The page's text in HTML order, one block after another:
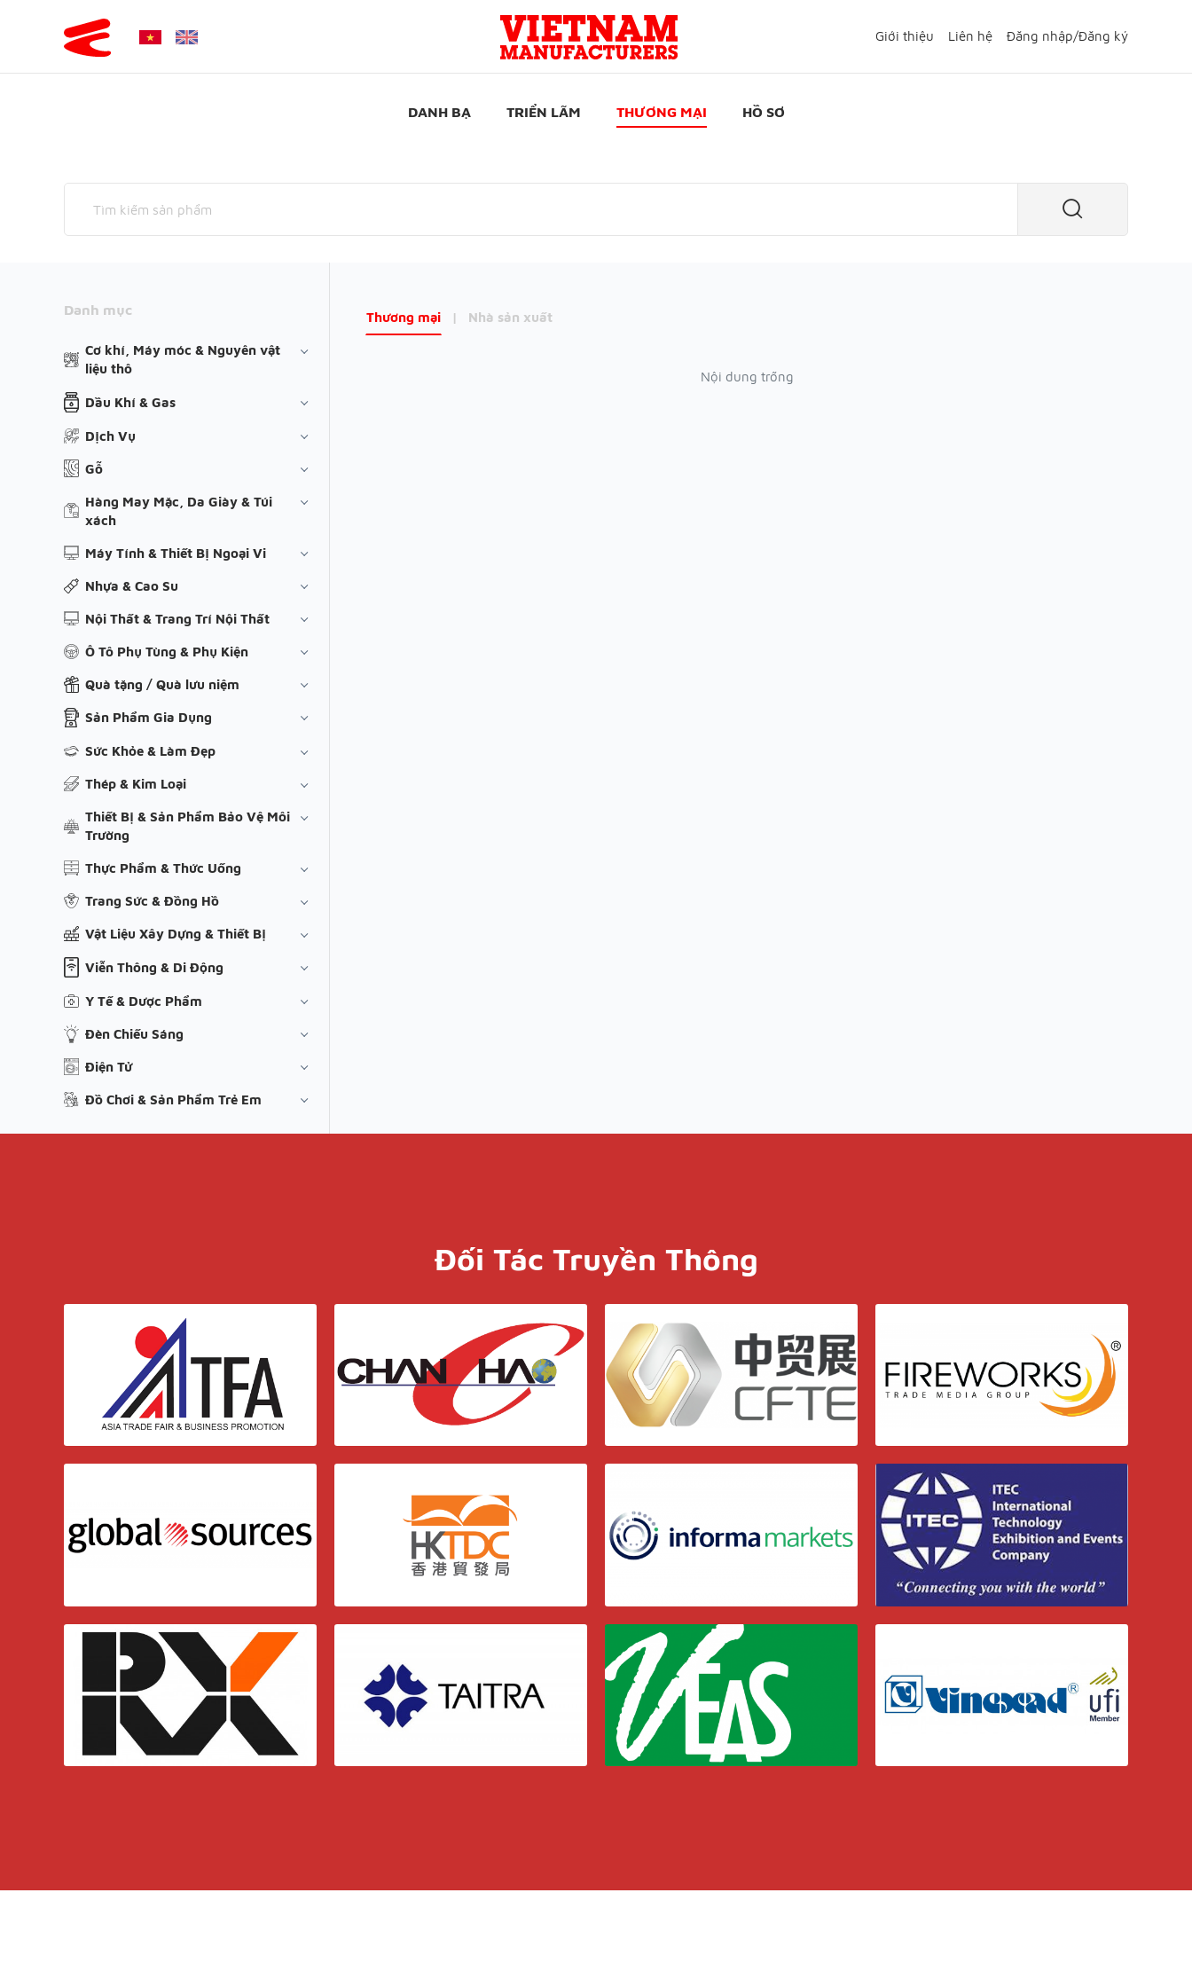
Giới thiệu Liên hệ Đăng nhập/Đăng ký
DANH BẠ TRIỂN LÃM THƯƠNG MẠI HỒ SƠ
Danh mục
Cơ khí, Máy móc & Nguyên vật
liệu thô
Dầu Khí & Gas
Dịch Vụ
Gỗ
Hàng May Mặc, Da Giày & Túi
xách
Máy Tính & Thiết Bị Ngoại Vi
Nhựa & Cao Su
Nội Thất & Trang Trí Nội Thất
Ô Tô Phụ Tùng & Phụ Kiện
Quà tặng / Quà lưu niệm
Sản Phẩm Gia Dụng
Sức Khỏe & Làm Đẹp
Thép & Kim Loại
Thiết Bị & Sản Phẩm Bảo Vệ Môi
Trường
Thực Phẩm & Thức Uống
Trang Sức & Đồng Hồ
Vật Liệu Xây Dựng & Thiết Bị
Viễn Thông & Di Động
Y Tế & Dược Phẩm
Đèn Chiếu Sáng
Điện Tử
Đồ Chơi & Sản Phẩm Trẻ Em
Thương mại | Nhà sản xuất
Nội dung trống
Đối Tác Truyền Thông